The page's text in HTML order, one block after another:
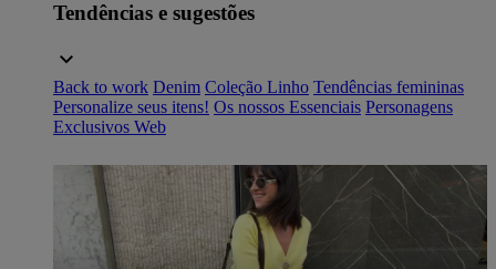
Tendências e sugestões
Back to work Denim Coleção Linho Tendências femininas
Personalize seus itens! Os nossos Essenciais Personagens
Exclusivos Web